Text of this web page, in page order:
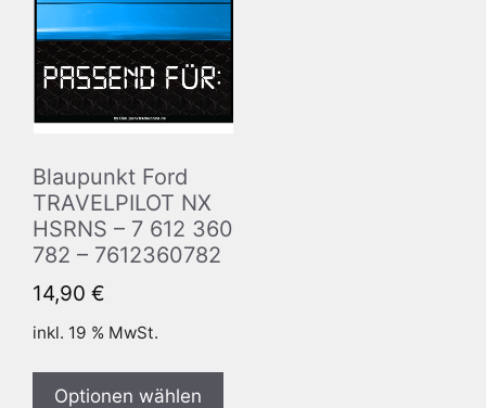
Blaupunkt Ford
TRAVELPILOT NX
HSRNS – 7 612 360
782 – 7612360782
14,90 €
inkl. 19 % MwSt.
Optionen wählen